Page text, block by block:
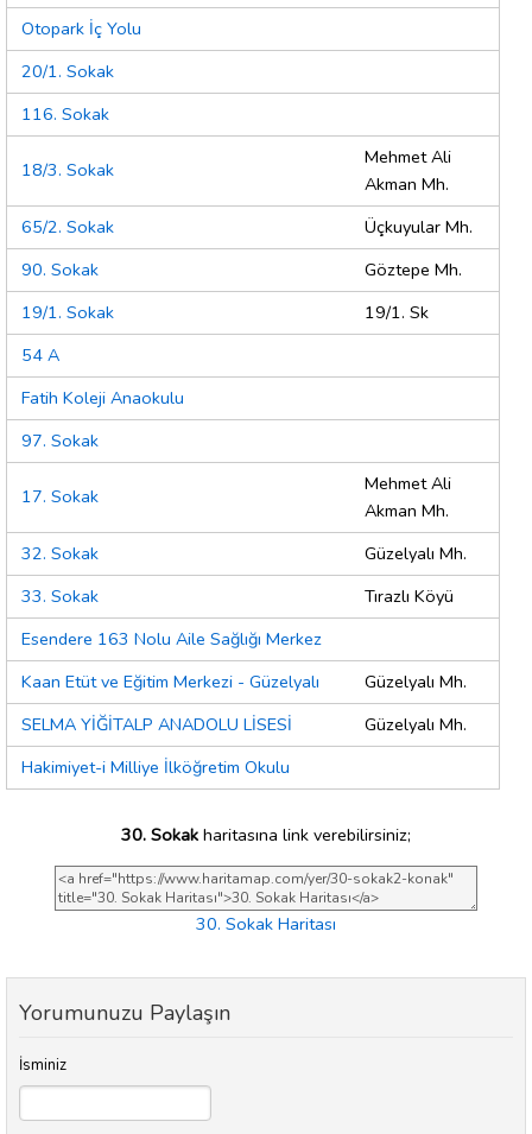
Otopark İç Yolu
20/1. Sokak
116. Sokak
18/3. Sokak
Mehmet Ali
Akman Mh.
65/2. Sokak
Üçkuyular Mh.
90. Sokak
Göztepe Mh.
19/1. Sokak
19/1. Sk
54 A
Fatih Koleji Anaokulu
97. Sokak
17. Sokak
Mehmet Ali
Akman Mh.
32. Sokak
Güzelyalı Mh.
33. Sokak
Tırazlı Köyü
Esendere 163 Nolu Aile Sağlığı Merkez
Kaan Etüt ve Eğitim Merkezi - Güzelyalı
Güzelyalı Mh.
SELMA YİĞİTALP ANADOLU LİSESİ
Güzelyalı Mh.
Hakimiyet-i Milliye İlköğretim Okulu
30. Sokak haritasına link verebilirsiniz;
30. Sokak Haritası
Yorumunuzu Paylaşın
İsminiz